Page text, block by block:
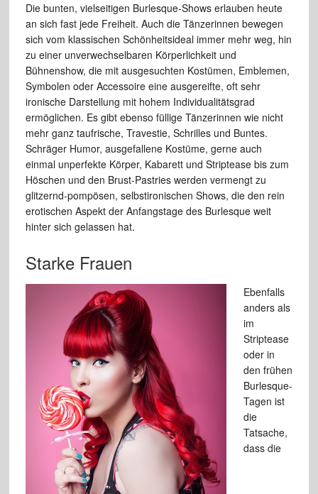
Die bunten, vielseitigen Burlesque-Shows erlauben heute
an sich fast jede Freiheit. Auch die Tänzerinnen bewegen
sich vom klassischen Schönheitsideal immer mehr weg, hin
zu einer unverwechselbaren Körperlichkeit und
Bühnenshow, die mit ausgesuchten Kostümen, Emblemen,
Symbolen oder Accessoire eine ausgereifte, oft sehr
ironische Darstellung mit hohem Individualitätsgrad
ermöglichen. Es gibt ebenso füllige Tänzerinnen wie nicht
mehr ganz taufrische, Travestie, Schrilles und Buntes.
Schräger Humor, ausgefallene Kostüme, gerne auch
einmal unperfekte Körper, Kabarett und Striptease bis zum
Höschen und den Brust-Pastries werden vermengt zu
glitzernd-pompösen, selbstironischen Shows, die den rein
erotischen Aspekt der Anfangstage des Burlesque weit
hinter sich gelassen hat.
Starke Frauen
Ebenfalls
anders als
im
Striptease
oder in
den frühen
Burlesque-
Tagen ist
die
Tatsache,
dass die